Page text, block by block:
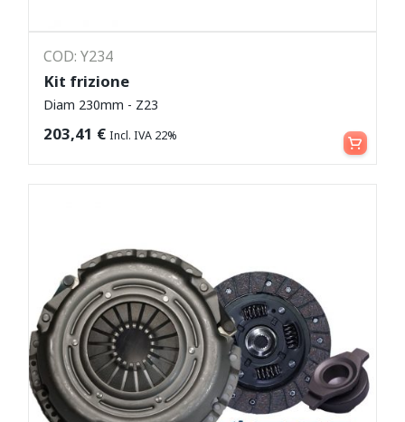
COD: Y234
Kit frizione
Diam 230mm - Z23
203,41 € Incl. IVA 22% Leggi tutto